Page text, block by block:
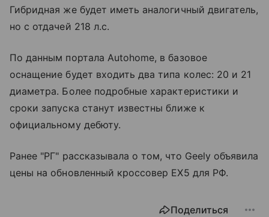
Гибридная же будет иметь аналогичный двигатель,
но с отдачей 218 л.с.
По данным портала Autohome, в базовое
оснащение будет входить два типа колес: 20 и 21
диаметра. Более подробные характеристики и
сроки запуска станут известны ближе к
официальному дебюту.
Ранее "РГ" рассказывала о том, что Geely объявила
цены на обновленный кроссовер EX5 для РФ.
Поделиться